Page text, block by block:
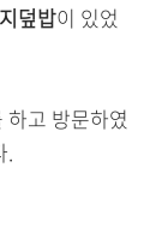
덮밥이 있었
고 방문하였
.